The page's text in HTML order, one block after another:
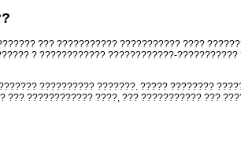
??? ??????????? ??????????? ????
? ???????????? ????????????-???????????
?????????? ???????. ????? ????????
???????????? ????, ??? ??????????? ???